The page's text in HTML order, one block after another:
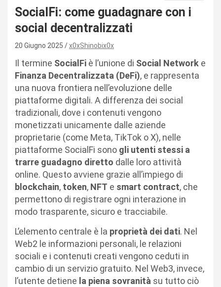
SocialFi: come guadagnare con i
social decentralizzati
20 Giugno 2025 x0xShinobix0x
Il termine SocialFi è l’unione di Social Network e
Finanza Decentralizzata (DeFi), e rappresenta
una nuova frontiera nell’evoluzione delle
piattaforme digitali. A differenza dei social
tradizionali, dove i contenuti vengono
monetizzati unicamente dalle aziende
proprietarie (come Meta, TikTok o X), nelle
piattaforme SocialFi sono gli utenti stessi a
trarre guadagno diretto dalle loro attività
online. Questo avviene grazie all’impiego di
blockchain, token, NFT e smart contract, che
permettono di registrare ogni interazione in
modo trasparente, sicuro e tracciabile.
L’elemento centrale è la proprietà dei dati. Nel
Web2 le informazioni personali, le relazioni
sociali e i contenuti creati vengono ceduti in
cambio di un servizio gratuito. Nel Web3, invece,
l’utente detiene la piena sovranità su tutto ciò